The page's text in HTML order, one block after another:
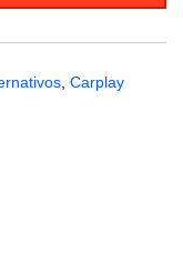
, Carplay